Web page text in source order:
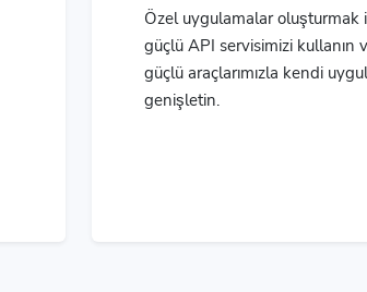
Özel uygulamalar oluşturmak
güçlü API servisimizi kullanın
güçlü araçlarımızla kendi
genişletin.